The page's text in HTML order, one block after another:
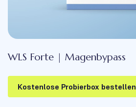
WLS Forte | Magenbypass
Kostenlose Probierbox bestellen